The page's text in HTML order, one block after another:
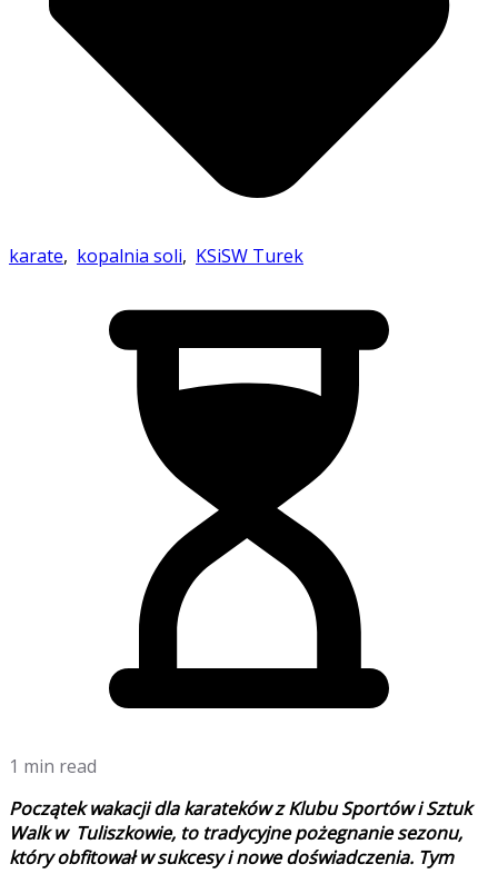
karate, kopalnia soli, KSiSW Turek
1 min read
Początek wakacji dla karateków z Klubu Sportów i Sztuk
Walk w Tuliszkowie, to tradycyjne pożegnanie sezonu,
który obfitował w sukcesy i nowe doświadczenia. Tym